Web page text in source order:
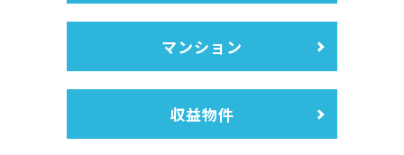
マンション
収益物件